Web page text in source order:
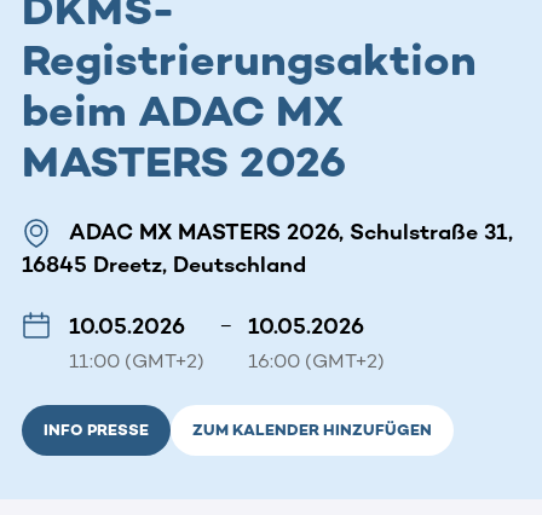
Registrierungsaktion
beim ADAC MX
MASTERS 2026
ADAC MX MASTERS 2026, Schulstraße 31,
16845 Dreetz, Deutschland
10.05.2026
11:00 (GMT+2)
– 10.05.2026
16:00 (GMT+2)
INFO PRESSE ZUM KALENDER HINZUFÜGEN